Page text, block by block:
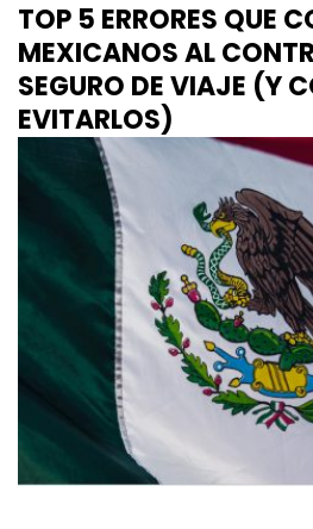
TOP 5 ERRORES QUE
MEXICANOS AL
SEGURO DE VIAJE (Y
EVITARLOS)